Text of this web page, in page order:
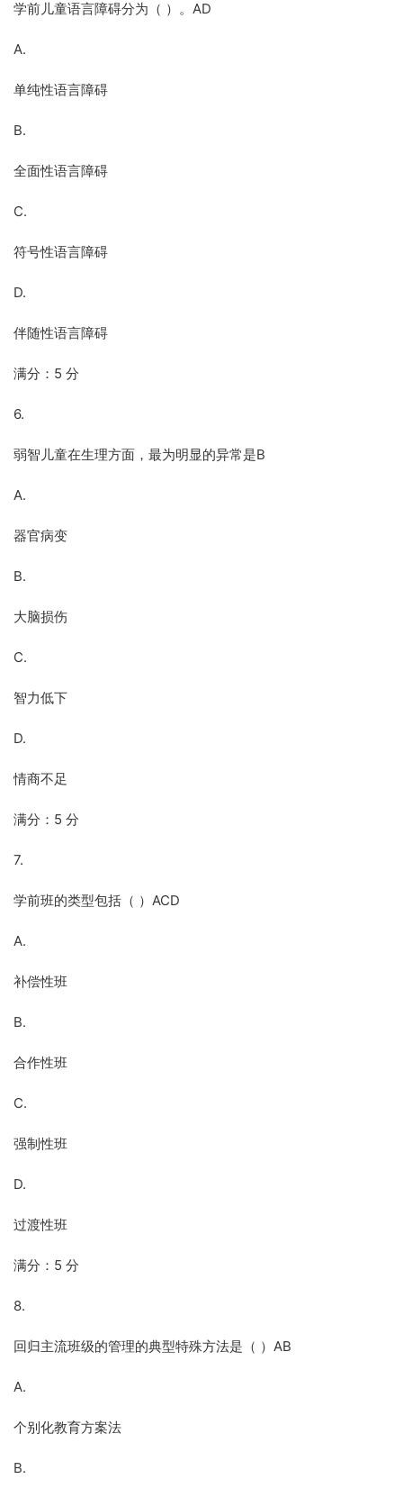
学前儿童语言障碍分为（ ）。AD
A.
单纯性语言障碍
B.
全面性语言障碍
C.
符号性语言障碍
D.
伴随性语言障碍
满分：5 分
6.
弱智儿童在生理方面，最为明显的异常是B
A.
器官病变
B.
大脑损伤
C.
智力低下
D.
情商不足
满分：5 分
7.
学前班的类型包括（ ）ACD
A.
补偿性班
B.
合作性班
C.
强制性班
D.
过渡性班
满分：5 分
8.
回归主流班级的管理的典型特殊方法是（ ）AB
A.
个别化教育方案法
B.